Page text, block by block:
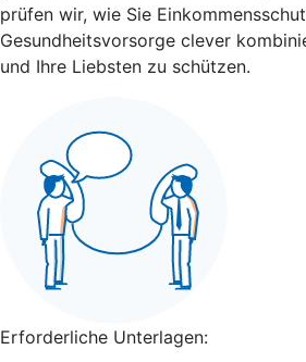
prüfen wir, wie Sie
Gesundheitsvorsorge clever
und Ihre Liebsten zu schützen.
Erforderliche Unterlagen: